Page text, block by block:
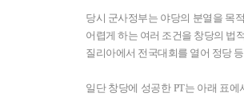
당시 군사정부는 야당의 분열을 목
어렵게 하는 여러 조건을 창당의 법
질리아에서 전국대회를 열어 정당
일단 창당에 성공한 PT는 아래 표